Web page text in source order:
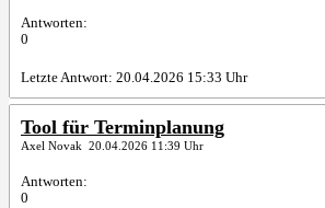
Antworten:
0
Letzte Antwort: 20.04.2026 15:33 Uhr
Tool für Terminplanung
Axel Novak 20.04.2026 11:39 Uhr
Antworten:
0